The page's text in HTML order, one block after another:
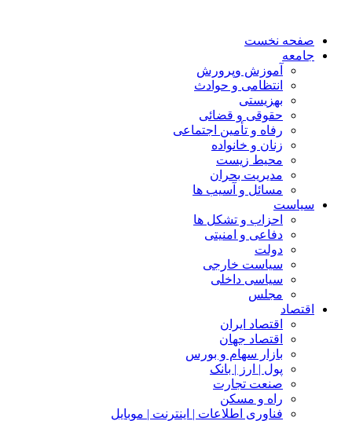
صفحه نخست
جامعه
آموزش وپرورش
انتظامی و حوادث
بهزیستی
حقوقی و قضائی
رفاه و تأمین اجتماعی
زنان و خانواده
محیط زیست
مدیریت بحران
مسائل و آسیب ها
سیاست
احزاب و تشکل ها
دفاعی و امنیتی
دولت
سیاست خارجی
سیاسی داخلی
مجلس
اقتصاد
اقتصاد ایران
اقتصاد جهان
بازار سهام و بورس
پول | ارز | بانک
صنعت تجارت
راه و مسکن
فناوری اطلاعات | اینترنت | موبایل